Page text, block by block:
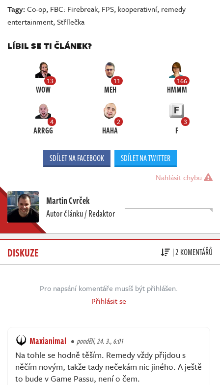
Tagy:Co-op, FBC: Firebreak, FPS, kooperativní, remedy
entertainment,Střílečka
LÍBIL SE TI ČLÁNEK?
13
WOW
11
MEH
166
HMMM
4
ARRGG
2
HAHA
3
F
SDÍLET NA FACEBOOK SDÍLET NA TWITTER
Nahlásit chybu
Martin Cvrček
Autor článku / Redaktor
DISKUZE | 2 KOMENTÁŘŮ
Pro napsání komentáře musíš být přihlášen.
Přihlásit se
Maxianimal pondělí, 24. 3., 6:01
Na tohle se hodně těším. Remedy vždy přijdou s
něčím novým, takže tady nečekám nic jiného. A ještě
to bude v Game Passu, není o čem.